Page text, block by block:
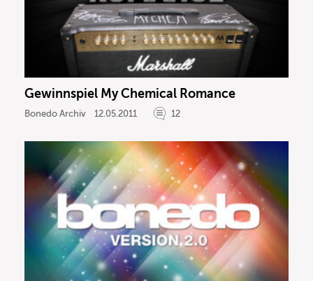
Gewinnspiel My Chemical Romance
Bonedo Archiv 12.05.2011 12